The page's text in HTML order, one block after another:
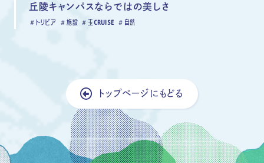
丘陵キャンパスならではの美しさ
トリビア 施設 玉CRUISE 自然
トップページにもどる